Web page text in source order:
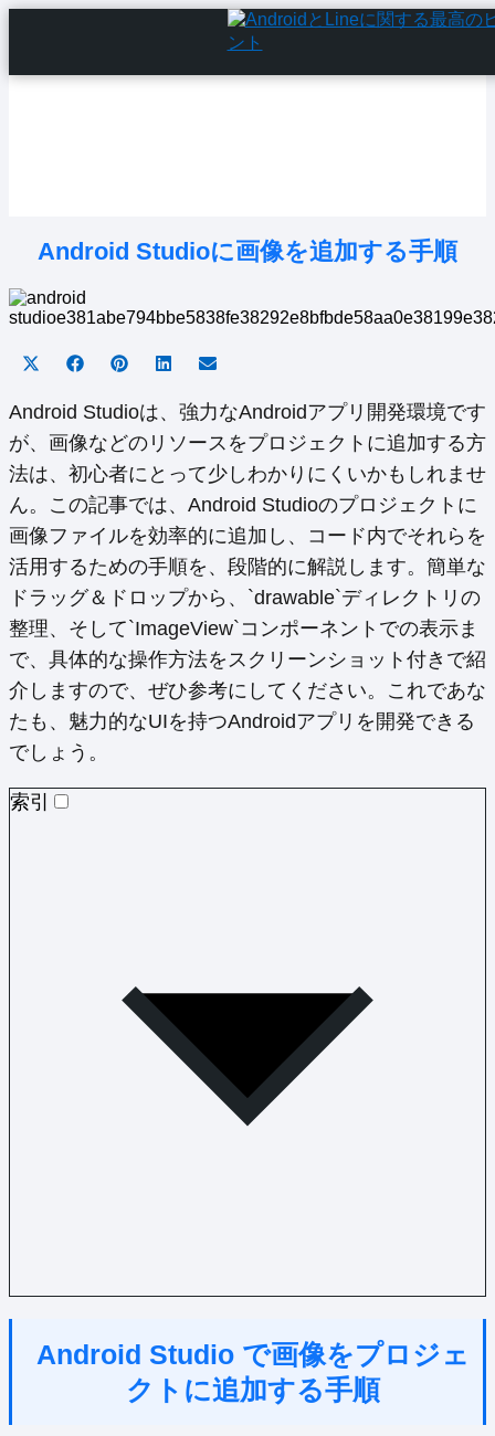
Android Studioに画像を追加する手順
Share
X
(Twitter)
Share
Facebook
Share
Pinterest
Share
LinkedInEmail
Android Studioは、強力なAndroidアプリ開発環境です
が、画像などのリソースをプロジェクトに追加する方
法は、初心者にとって少しわかりにくいかもしれませ
ん。この記事では、Android Studioのプロジェクトに
画像ファイルを効率的に追加し、コード内でそれらを
活用するための手順を、段階的に解説します。簡単な
ドラッグ＆ドロップから、`drawable`ディレクトリの
整理、そして`ImageView`コンポーネントでの表示ま
で、具体的な操作方法をスクリーンショット付きで紹
介しますので、ぜひ参考にしてください。これであな
たも、魅力的なUIを持つAndroidアプリを開発できる
でしょう。
索引
Android Studio で画像をプロジェ
クトに追加する手順